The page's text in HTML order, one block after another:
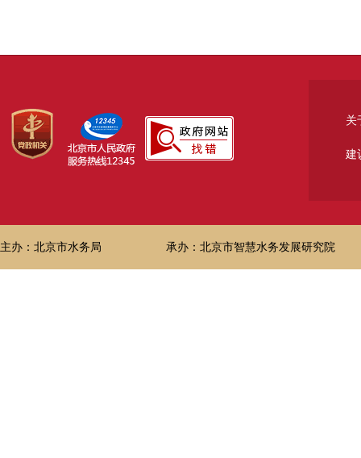
关
建
主办：北京市水务局 承办：北京市智慧水务发展研究院